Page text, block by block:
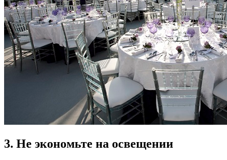
3. Не экономьте на освещении